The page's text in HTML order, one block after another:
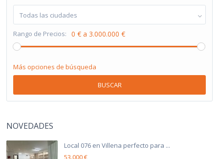
Todas las ciudades
Rango de Precios: 0 € a 3.000.000 €
Más opciones de búsqueda
BUSCAR
NOVEDADES
Local 076 en Villena perfecto para ...
53.000 €